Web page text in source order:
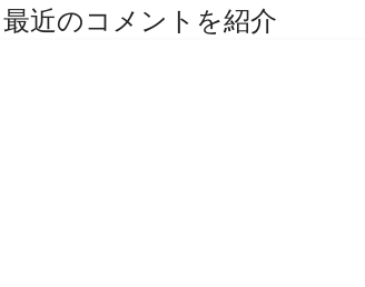
近のコメントを紹介